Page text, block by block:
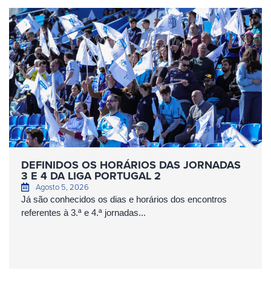
DEFINIDOS OS HORÁRIOS DAS JORNADAS
3 E 4 DA LIGA PORTUGAL 2
Agosto 5, 2026
Já são conhecidos os dias e horários dos encontros
referentes à 3.ª e 4.ª jornadas...